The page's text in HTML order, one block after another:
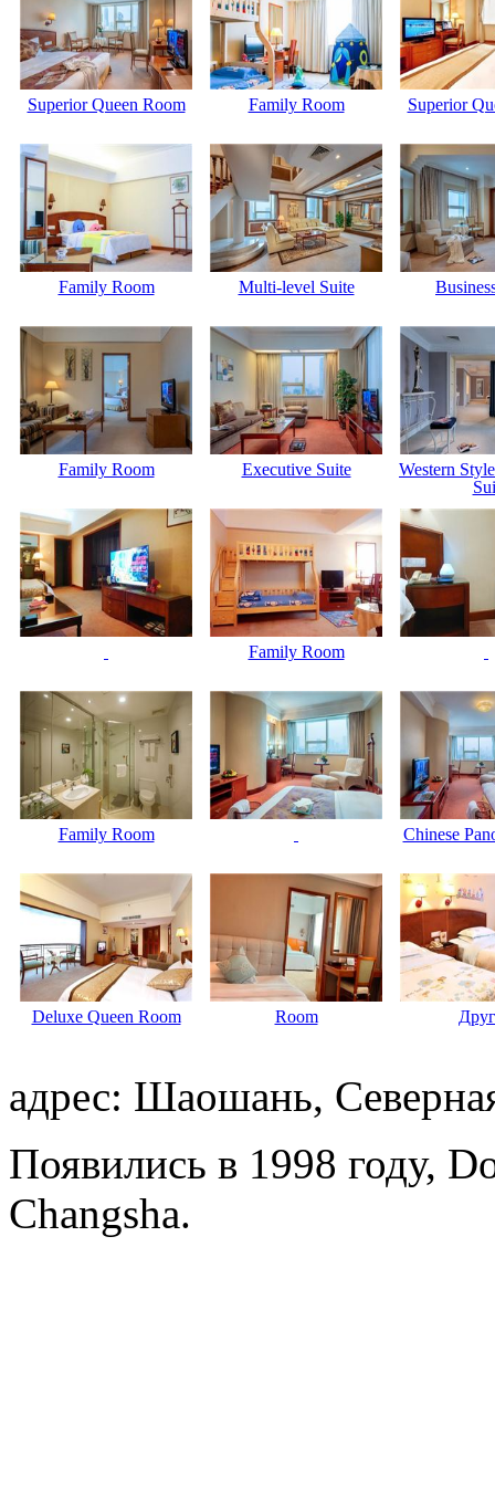
Superior Queen Room Family Room Superior
Family Room Multi-level Suite
Family Room Executive Suite
Western
Family Room
Family Room Chinese
Deluxe Queen Room Room
адрес: Шаошань,
Появились в 1998 году,
Changsha.